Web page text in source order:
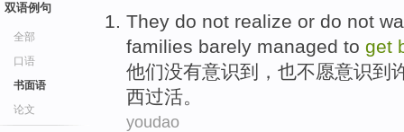
双语例句
全部
口语
书面语
论文
They do not realize or do not
families barely managed to get
他们没有意识到， 也不愿意识到
西过活。
youdao